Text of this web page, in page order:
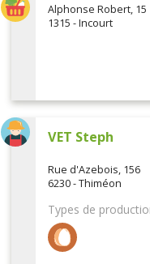
Alphonse Robert, 15
1315 - Incourt
VET Steph
Rue d'Azebois, 156
6230 - Thiméon
Types de